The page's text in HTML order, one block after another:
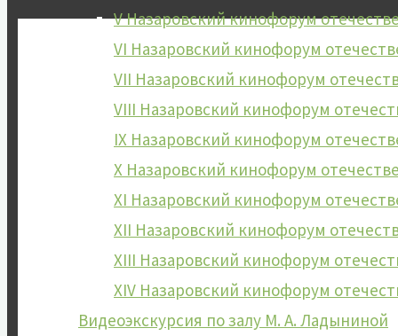
V Назаровский кинофорум
VI Назаровский кинофорум
VII Назаровский кинофорум
VIII Назаровский кинофорум
IX Назаровский кинофорум
X Назаровский кинофорум
XI Назаровский кинофорум
XII Назаровский кинофорум
XIII Назаровский кинофорум
XIV Назаровский кинофорум
Видеоэкскурсия по залу М. А. Ладыниной